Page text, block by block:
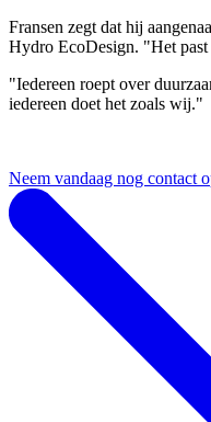
Fransen zegt dat hij
Hydro EcoDesign. "Het
"Iedereen roept over
iedereen doet het zoals wij."
Neem vandaag nog contact